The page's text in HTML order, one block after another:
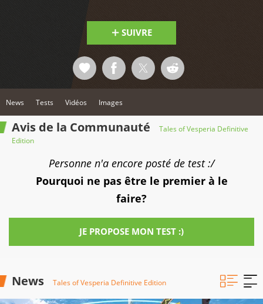
SUIVRE
News Tests Vidéos Images
Avis de la Communauté
Tales of Vesperia Definitive
Edition
Personne n'a encore posté de test :/
Pourquoi ne pas être le premier à le
faire?
JE PROPOSE MON TEST :)
News Tales of Vesperia Definitive Edition